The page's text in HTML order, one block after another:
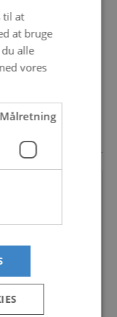
til at
at bruge
alle
vores
Målretning